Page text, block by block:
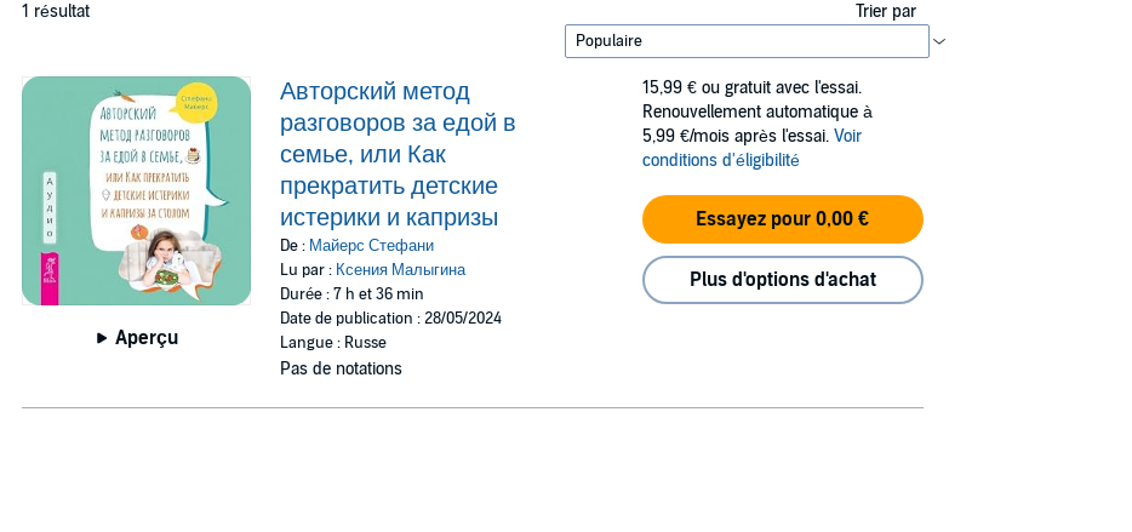
1 résultat Trier par
Aperçu
Авторский метод
разговоров за едой в
семье, или Как
прекратить детские
истерики и капризы
De : Майерс Стефани
Lu par : Ксения Малыгина
Durée : 7 h et 36 min
Date de publication : 28/05/2024
Langue : Russe
Pas de notations
15,99 € ou gratuit avec l'essai.
Renouvellement automatique à
5,99 €/mois après l'essai. Voir
conditions d'éligibilité
Essayez pour 0,00 €
Plus d'options d'achat